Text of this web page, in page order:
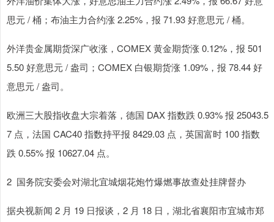
思元 / 桶；布油主力合约涨 2.25%，报 71.93 好意思元 / 桶。
外洋贵金属期货深广收涨，COMEX 黄金期货涨 0.12%，报 501
5.50 好意思元 / 盎司；COMEX 白银期货涨 1.09%，报 78.44 好
意思元 / 盎司。
欧洲三大股指收盘大宗着落，德国 DAX 指数跌 0.93% 报 25043.5
7 点，法国 CAC40 指数持平报 8429.03 点，英国富时 100 指数
跌 0.55% 报 10627.04 点。
2 国务院安委会对湖北宜城烟花炮竹爆燃事故查处挂牌督办
据央视新闻 2 月 19 日报谈，2 月 18 日，湖北省襄阳市宜城市郑